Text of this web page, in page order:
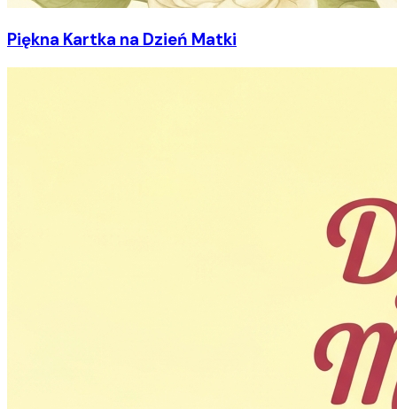
Piękna Kartka na Dzień Matki